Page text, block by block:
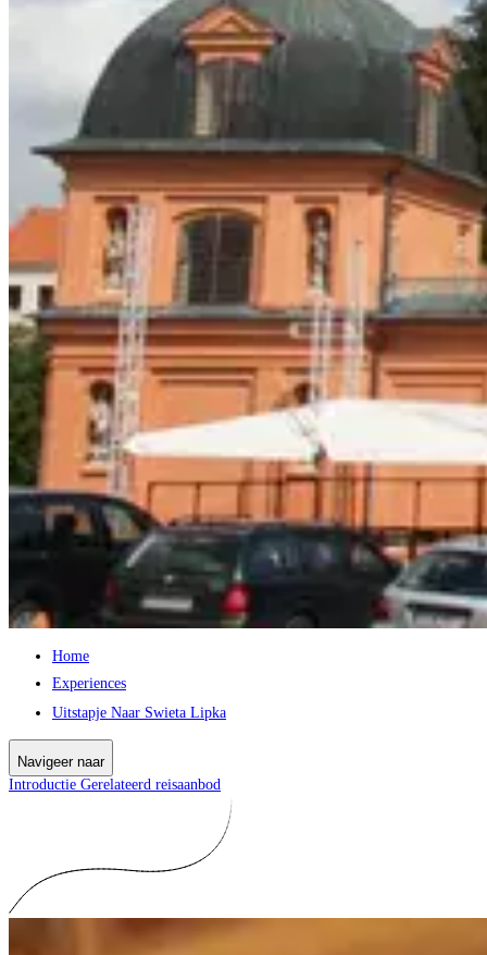
Home
Experiences
Uitstapje Naar Swieta Lipka
Navigeer naar
Introductie Gerelateerd reisaanbod